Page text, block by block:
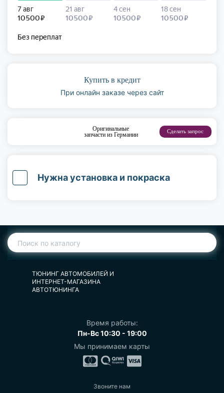
Купить в кредит
При онлайн заказе через сайт
Оригинальные
запчасти из Германии
Сделать запрос
Нужна установка и покраска
ТЮНИНГ АВТОМОБИЛЕЙ И
ИНТЕРНЕТ-МАГАЗИНА
АВТОТЮНИНГА
Время работы:
Пн-Вс 10:30 - 19:00
Мы принимаем карты
Звоните нам